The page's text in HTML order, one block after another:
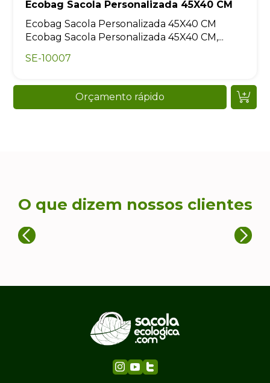
Ecobag Sacola Personalizada 45X40 CM
Ecobag Sacola Personalizada 45X40 CM
Ecobag Sacola Personalizada 45X40 CM,...
SE-10007
Orçamento rápido
O que dizem nossos clientes